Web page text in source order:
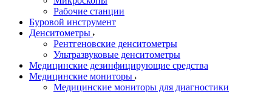
Рабочие станции
Буровой инструмент
Денситометры
Рентгеновские денситометры
Ультразвуковые денситометры
Медицинские дезинфицирующие средства
Медицинские мониторы
Медицинские мониторы для диагностики